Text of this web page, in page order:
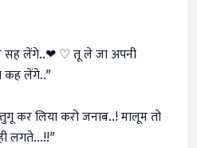
सह लेंगे..❤ ♡ तू ले जा अपनी
कह लेंगे..”
कर लिया करो जनाब..! मालूम तो
लगते…!!”